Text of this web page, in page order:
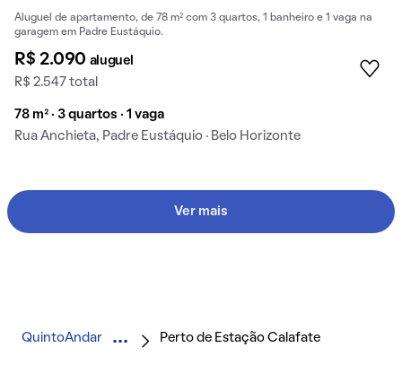
Aluguel de apartamento, de 78 m² com 3 quartos, 1 banheiro e 1 vaga na
garagem em Padre Eustáquio.
R$ 2.090 aluguel
R$ 2.547 total
78 m² · 3 quartos · 1 vaga
Rua Anchieta, Padre Eustáquio · Belo Horizonte
Ver mais
QuintoAndar Perto de Estação Calafate